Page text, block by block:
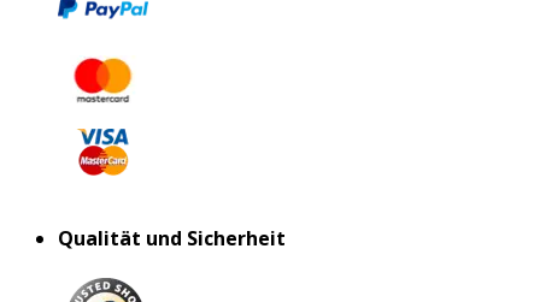
Qualität und Sicherheit